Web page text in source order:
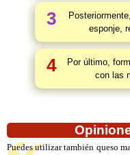
3
esponje,
4
Por último,
con las
Puedes utilizar también queso